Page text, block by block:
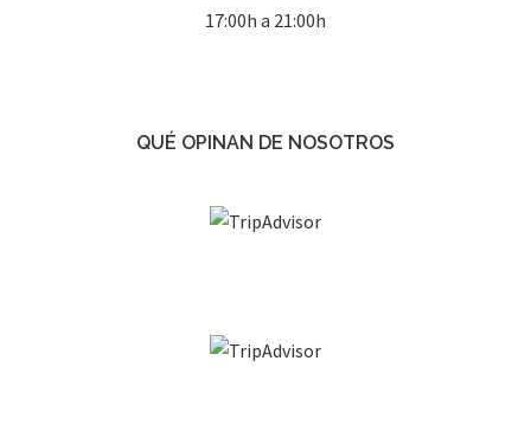
17:00h a 21:00h
QUÉ OPINAN DE NOSOTROS